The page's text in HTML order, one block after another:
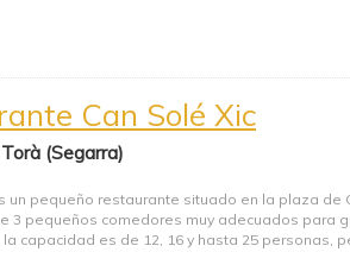
Can Solé Xic
(Segarra)
un pequeño restaurante situado en la plaza de
3 pequeños comedores muy adecuados para
capacidad es de 12, 16 y hasta 25 personas,